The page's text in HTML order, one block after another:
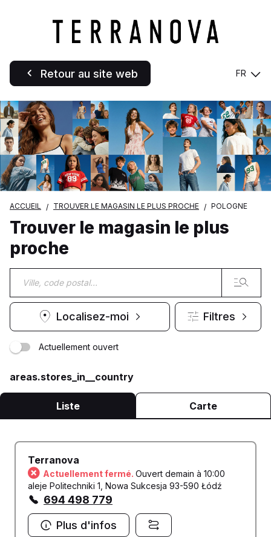
Retour au site web FR
ACCUEIL TROUVER LE MAGASIN LE PLUS PROCHE POLOGNE
Trouver le magasin le plus
proche
Localisez-moi Filtres
Actuellement ouvert
areas.stores_in__country
Liste Carte
Terranova
Actuellement fermé. Ouvert demain à 10:00
aleje Politechniki 1, Nowa Sukcesja 93-590 Łódź
694 498 779
Plus d'infos